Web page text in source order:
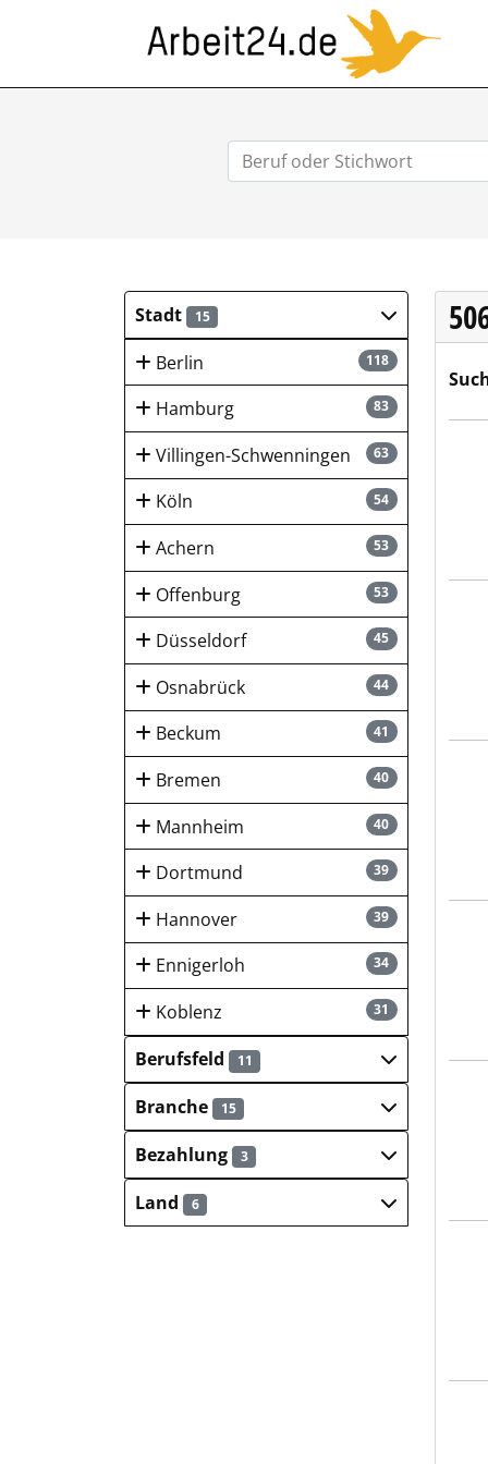
Stadt 15
118
Berlin
83
Hamburg
63
Villingen-Schwenningen
54
Köln
53
Achern
53
Offenburg
45
Düsseldorf
44
Osnabrück
41
Beckum
40
Bremen
40
Mannheim
39
Dortmund
39
Hannover
34
Ennigerloh
31
Koblenz
Berufsfeld
11
Branche 15
Bezahlung 3
Land 6
TM